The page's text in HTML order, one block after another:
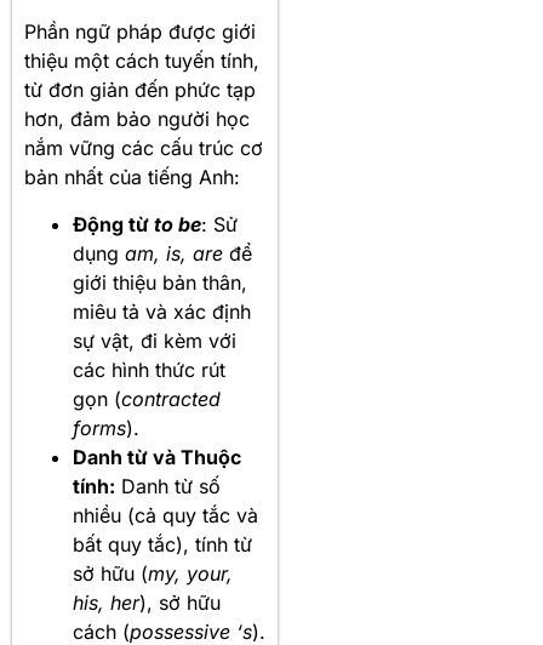
Phần ngữ pháp được giới
thiệu một cách tuyến tính,
từ đơn giản đến phức tạp
hơn, đảm bảo người học
nắm vững các cấu trúc cơ
bản nhất của tiếng Anh:
Động từ to be: Sử
dụng am, is, are để
giới thiệu bản thân,
miêu tả và xác định
sự vật, đi kèm với
các hình thức rút
gọn (contracted
forms).
Danh từ và Thuộc
tính: Danh từ số
nhiều (cả quy tắc và
bất quy tắc), tính từ
sở hữu (my, your,
his, her), sở hữu
cách (possessive ‘s).